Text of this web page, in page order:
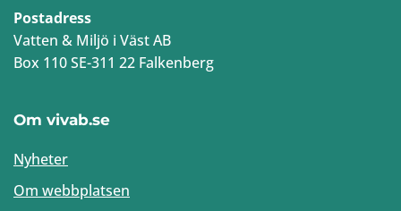
Postadress
Vatten & Miljö i Väst AB
Box 110 SE-311 22 Falkenberg
Om vivab.se
Nyheter
Om webbplatsen